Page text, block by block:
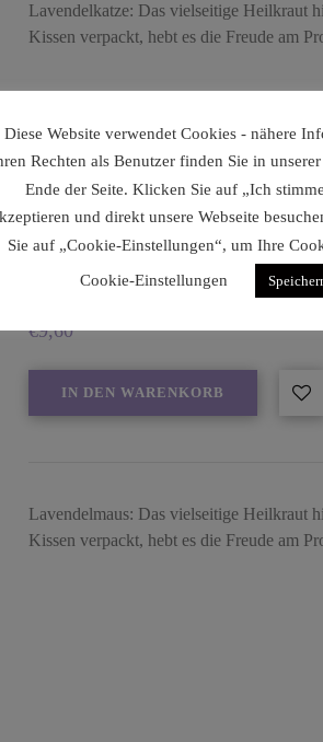
Lavendelkatze: Das vielseitige Heilkraut
Kissen verpackt, hebt es die Freude am
Lavendelmaus
€9,60
IN DEN WARENKORB
Lavendelmaus: Das vielseitige Heilkraut
Kissen verpackt, hebt es die Freude am
Diese Website verwendet Cookies - nähere
Rechten als Benutzer finden Sie in
Ende der Seite. Klicken Sie auf „Ich
und direkt unsere Webseite
Sie auf „Cookie-Einstellungen“, um Ihre
Cookie-Einstellungen